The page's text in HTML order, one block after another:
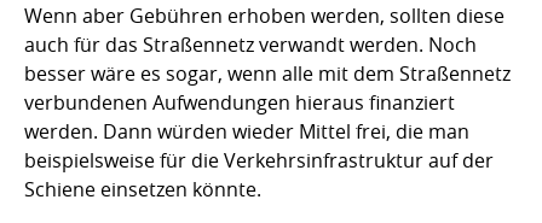
Wenn aber Gebühren erhoben werden, sollten diese
auch für das Straßennetz verwandt werden. Noch
besser wäre es sogar, wenn alle mit dem Straßennetz
verbundenen Aufwendungen hieraus finanziert
werden. Dann würden wieder Mittel frei, die man
beispielsweise für die Verkehrsinfrastruktur auf der
Schiene einsetzen könnte.